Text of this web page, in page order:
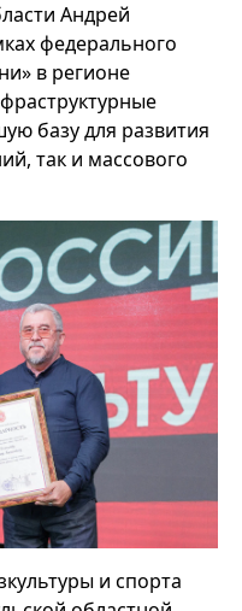
Андрей
федерального
в регионе
базу для развития
так и массового
и спорта